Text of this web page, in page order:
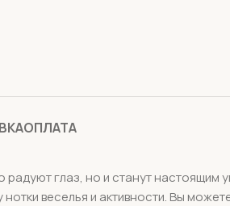
ОПЛАТА
глаз, но и станут
веселья и активности. Вы